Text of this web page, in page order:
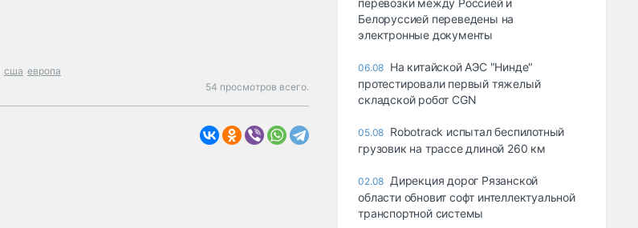
сша европа
54 просмотров всего.
перевозки между Россией и
Белоруссией переведены на
электронные документы
06.08 На китайской АЭС "Нинде"
протестировали первый тяжелый
складской робот CGN
05.08 Robotrack испытал беспилотный
грузовик на трассе длиной 260 км
02.08 Дирекция дорог Рязанской
области обновит софт интеллектуальной
транспортной системы